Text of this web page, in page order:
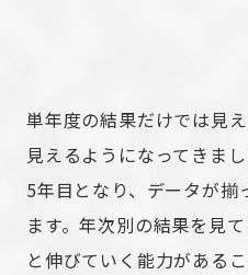
単年度の結果だけでは見
見えるようになってきま
5年目となり、データが揃
ます。年次別の結果を見
と伸びていく能力がある